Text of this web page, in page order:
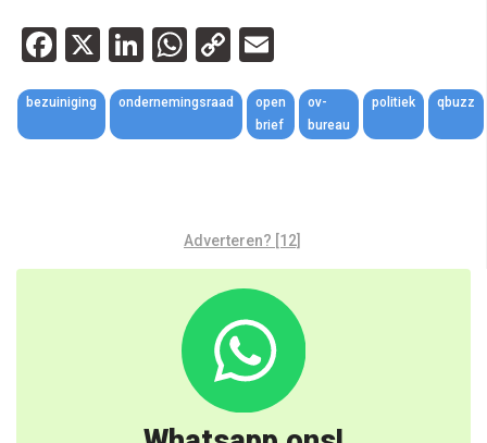
Facebook
X LinkedIn
WhatsApp
Copy
Link
bezuiniging ondernemingsraad
open
brief
ov-
bureau
politiek qbuzz
Adverteren? [12]